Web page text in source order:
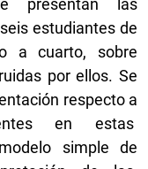
presentan las
estudiantes de
a cuarto, sobre
por ellos. Se
respecto a
en estas
simple de